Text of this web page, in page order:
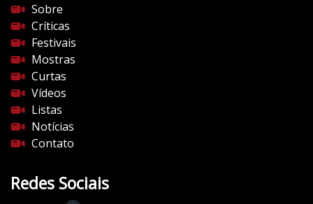
Sobre
Críticas
Festivais
Mostras
Curtas
Vídeos
Listas
Notícias
Contato
Redes Sociais